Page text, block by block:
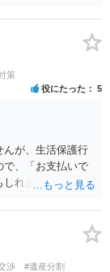
策
役にたった 5
んが、生活保護行
で、「お支払いで
しれません。 通報
渉 #遺産分割